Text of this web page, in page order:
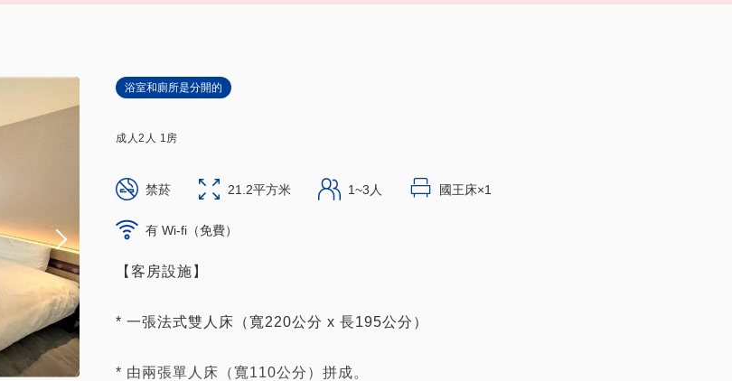
浴室和廁所是分開的
成人2 人 1房
禁菸 21.2平方米 1~3人 國王床×1
有 Wi-fi（免費）
【客房設施】
* 一張法式雙人床（寬220公分 x 長195公分）
* 由兩張單人床（寬110公分）拼成。